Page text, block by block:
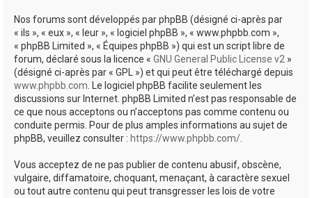
Nos forums sont développés par phpBB (désigné ci-après par
« ils », « eux », « leur », « logiciel phpBB », « www.phpbb.com »,
« phpBB Limited », « Équipes phpBB ») qui est un script libre de
forum, déclaré sous la licence « GNU General Public License v2 »
(désigné ci-après par « GPL ») et qui peut être téléchargé depuis
www.phpbb.com. Le logiciel phpBB facilite seulement les
discussions sur Internet. phpBB Limited n’est pas responsable de
ce que nous acceptons ou n’acceptons pas comme contenu ou
conduite permis. Pour de plus amples informations au sujet de
phpBB, veuillez consulter : https://www.phpbb.com/.
Vous acceptez de ne pas publier de contenu abusif, obscène,
vulgaire, diffamatoire, choquant, menaçant, à caractère sexuel
ou tout autre contenu qui peut transgresser les lois de votre